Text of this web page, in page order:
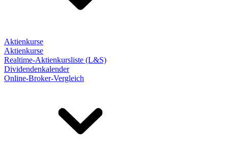
Aktienkurse
Aktienkurse
Realtime-Aktienkursliste (L&S)
Dividendenkalender
Online-Broker-Vergleich